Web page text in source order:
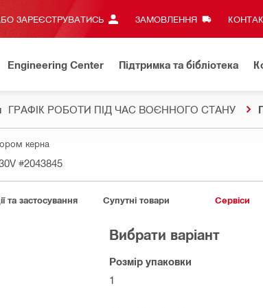
ЗАРЕЄСТРУВАТИСЬ ЗАМОВЛЕННЯ
Engineering Center Підтримка та бібліотека
ГРАФІК РОБОТИ ПІД ЧАС ВОЄННОГО СТАНУ
керна
#2043845
та застосування Супутні товари Сервіси
Вибрати варіант
Розмір упаковки
1